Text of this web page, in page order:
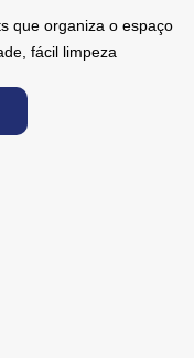
que organiza o espaço
fácil limpeza